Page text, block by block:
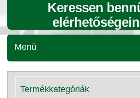
Keressen
Menü
Termékkategóriák